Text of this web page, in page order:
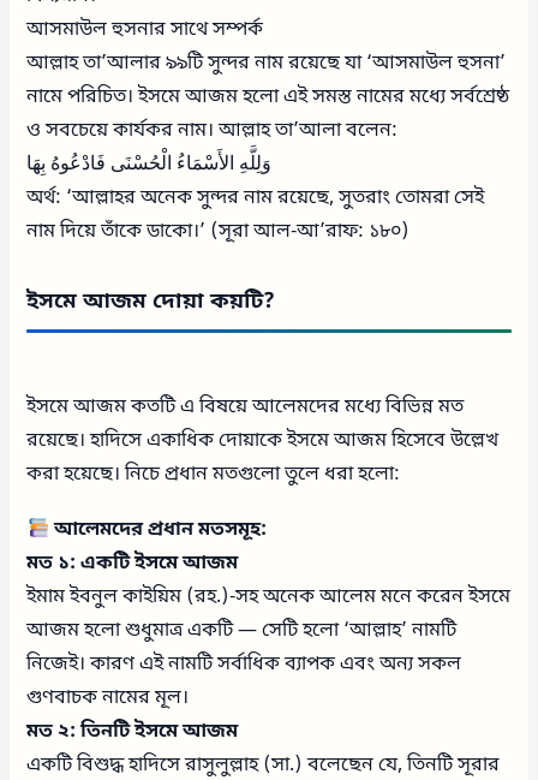
আসমাউল হুসনার সাথে সম্পর্ক
আল্লাহ তা’আলার ৯৯টি সুন্দর নাম রয়েছে যা ‘আসমাউল হুসনা’
নামে পরিচিত। ইসমে আজম হলো এই সমস্ত নামের মধ্যে সর্বশ্রেষ্ঠ
ও সবচেয়ে কার্যকর নাম। আল্লাহ তা’আলা বলেন:
وَلِلَّهِ الأَسْمَاءُ الْحُسْنَى فَادْعُوهُ بِهَا
অর্থ: ‘আল্লাহর অনেক সুন্দর নাম রয়েছে, সুতরাং তোমরা সেই
নাম দিয়ে তাঁকে ডাকো।’ (সূরা আল-আ’রাফ: ১৮০)
ইসমে আজম দোয়া কয়টি?
ইসমে আজম কতটি এ বিষয়ে আলেমদের মধ্যে বিভিন্ন মত
রয়েছে। হাদিসে একাধিক দোয়াকে ইসমে আজম হিসেবে উল্লেখ
করা হয়েছে। নিচে প্রধান মতগুলো তুলে ধরা হলো:
আলেমদের প্রধান মতসমূহ:
মত ১: একটি ইসমে আজম
ইমাম ইবনুল কাইয়িম (রহ.)-সহ অনেক আলেম মনে করেন ইসমে
আজম হলো শুধুমাত্র একটি — সেটি হলো ‘আল্লাহ’ নামটি
নিজেই। কারণ এই নামটি সর্বাধিক ব্যাপক এবং অন্য সকল
গুণবাচক নামের মূল।
মত ২: তিনটি ইসমে আজম
একটি বিশুদ্ধ হাদিসে রাসুলুল্লাহ (সা.) বলেছেন যে, তিনটি সূরার